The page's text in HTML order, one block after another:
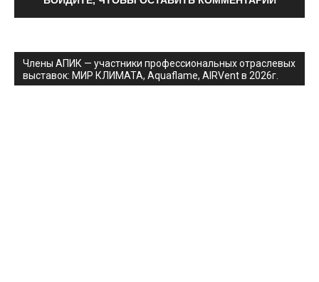
Члены АПИК — участники профессиональных отраслевых
выставок: МИР КЛИМАТА, Aquaflame, AIRVent в 2026г.